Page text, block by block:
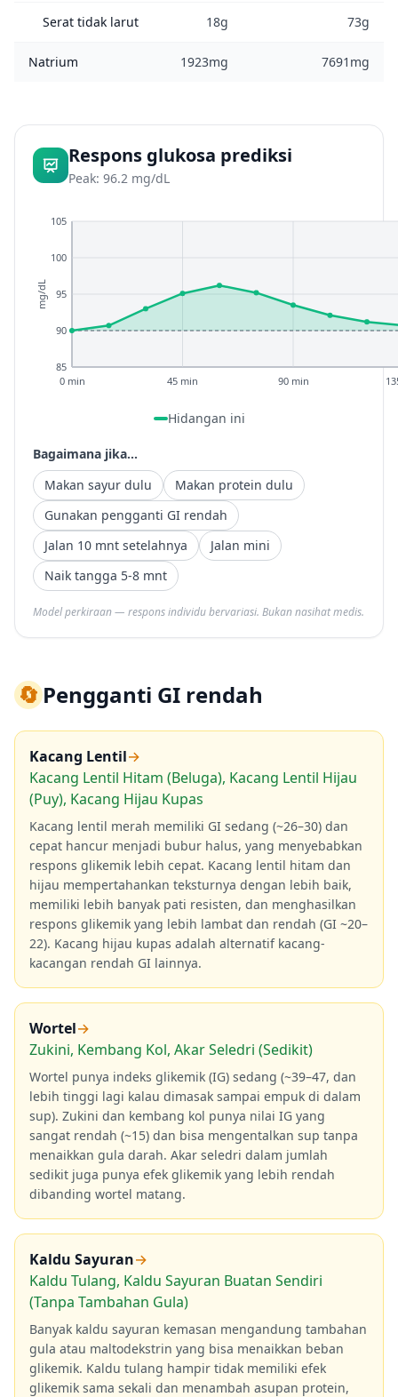
Serat tidak larut 18g 73g
Natrium 1923mg 7691mg
Respons glukosa prediksi
Peak: 96.2 mg/dL
85
90
95
100
105
0 min 45 min 90 min
mg/dL
Hidangan ini
Bagaimana jika...
Makan sayur dulu
Makan protein dulu
Gunakan pengganti GI rendah
Jalan 10 mnt setelahnya
Jalan mini
Naik tangga 5-8 mnt
Model perkiraan — respons individu bervariasi. Bukan nasihat medis.
🔄Pengganti GI rendah
Kacang Lentil→
Kacang Lentil Hitam (Beluga), Kacang Lentil Hijau
(Puy), Kacang Hijau Kupas
Kacang lentil merah memiliki GI sedang (~26–30) dan
cepat hancur menjadi bubur halus, yang menyebabkan
respons glikemik lebih cepat. Kacang lentil hitam dan
hijau mempertahankan teksturnya dengan lebih baik,
memiliki lebih banyak pati resisten, dan menghasilkan
respons glikemik yang lebih lambat dan rendah (GI ~20–
22). Kacang hijau kupas adalah alternatif kacang-
kacangan rendah GI lainnya.
Wortel→
Zukini, Kembang Kol, Akar Seledri (Sedikit)
Wortel punya indeks glikemik (IG) sedang (~39–47, dan
lebih tinggi lagi kalau dimasak sampai empuk di dalam
sup). Zukini dan kembang kol punya nilai IG yang
sangat rendah (~15) dan bisa mengentalkan sup tanpa
menaikkan gula darah. Akar seledri dalam jumlah
sedikit juga punya efek glikemik yang lebih rendah
dibanding wortel matang.
Kaldu Sayuran→
Kaldu Tulang, Kaldu Sayuran Buatan Sendiri
(Tanpa Tambahan Gula)
Banyak kaldu sayuran kemasan mengandung tambahan
gula atau maltodekstrin yang bisa menaikkan beban
glikemik. Kaldu tulang hampir tidak memiliki efek
glikemik sama sekali dan menambah asupan protein,